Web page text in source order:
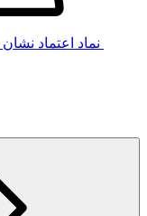
نماد اعتماد